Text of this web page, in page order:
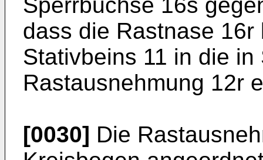
dass die Rastnase
Stativbeins 11 in die
Rastausnehmung 12r
[0030] Die